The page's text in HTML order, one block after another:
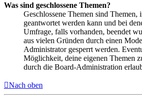
Was sind geschlossene Themen?
Geschlossene Themen sind Themen,
geantwortet werden kann und bei
Umfrage, falls vorhanden, beendet
aus vielen Gründen durch einen
Administrator gesperrt werden.
Möglichkeit, deine eigenen Themen
durch die Board-Administration
Nach oben